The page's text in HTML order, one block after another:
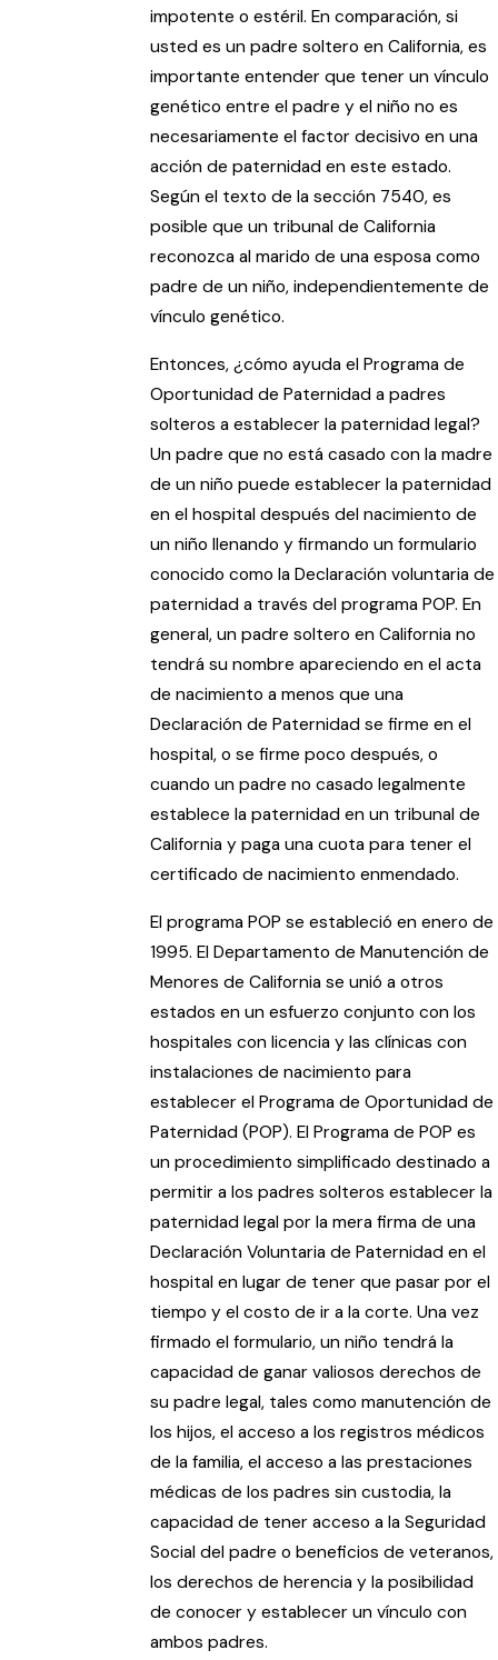
impotente o estéril. En comparación, si
usted es un padre soltero en California, es
importante entender que tener un vínculo
genético entre el padre y el niño no es
necesariamente el factor decisivo en una
acción de paternidad en este estado.
Según el texto de la sección 7540, es
posible que un tribunal de California
reconozca al marido de una esposa como
padre de un niño, independientemente de
vínculo genético.
Entonces, ¿cómo ayuda el Programa de
Oportunidad de Paternidad a padres
solteros a establecer la paternidad legal?
Un padre que no está casado con la madre
de un niño puede establecer la paternidad
en el hospital después del nacimiento de
un niño llenando y firmando un formulario
conocido como la Declaración voluntaria de
paternidad a través del programa POP. En
general, un padre soltero en California no
tendrá su nombre apareciendo en el acta
de nacimiento a menos que una
Declaración de Paternidad se firme en el
hospital, o se firme poco después, o
cuando un padre no casado legalmente
establece la paternidad en un tribunal de
California y paga una cuota para tener el
certificado de nacimiento enmendado.
El programa POP se estableció en enero de
1995. El Departamento de Manutención de
Menores de California se unió a otros
estados en un esfuerzo conjunto con los
hospitales con licencia y las clínicas con
instalaciones de nacimiento para
establecer el Programa de Oportunidad de
Paternidad (POP). El Programa de POP es
un procedimiento simplificado destinado a
permitir a los padres solteros establecer la
paternidad legal por la mera firma de una
Declaración Voluntaria de Paternidad en el
hospital en lugar de tener que pasar por el
tiempo y el costo de ir a la corte. Una vez
firmado el formulario, un niño tendrá la
capacidad de ganar valiosos derechos de
su padre legal, tales como manutención de
los hijos, el acceso a los registros médicos
de la familia, el acceso a las prestaciones
médicas de los padres sin custodia, la
capacidad de tener acceso a la Seguridad
Social del padre o beneficios de veteranos,
los derechos de herencia y la posibilidad
de conocer y establecer un vínculo con
ambos padres.